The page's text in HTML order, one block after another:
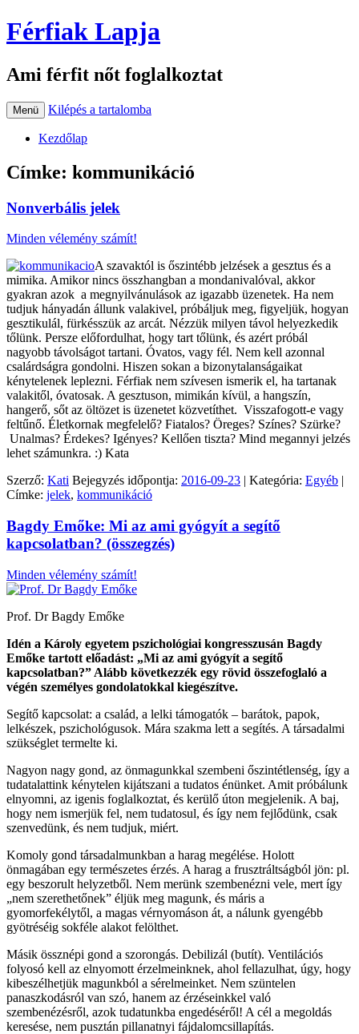
Férfiak Lapja
Ami férfit nőt foglalkoztat
Menü Kilépés a tartalomba
Kezdőlap
Címke: kommunikáció
Nonverbális jelek
Minden vélemény számít!
A szavaktól is őszintébb jelzések a gesztus és a
mimika. Amikor nincs összhangban a mondanivalóval, akkor
gyakran azok a megnyilvánulások az igazabb üzenetek. Ha nem
tudjuk hányadán állunk valakivel, próbáljuk meg, figyeljük, hogyan
gesztikulál, fürkésszük az arcát. Nézzük milyen távol helyezkedik
tőlünk. Persze előfordulhat, hogy tart tőlünk, és azért próbál
nagyobb távolságot tartani. Óvatos, vagy fél. Nem kell azonnal
csalárdságra gondolni. Hiszen sokan a bizonytalanságaikat
kénytelenek leplezni. Férfiak nem szívesen ismerik el, ha tartanak
valakitől, óvatosak. A gesztuson, mimikán kívül, a hangszín,
hangerő, sőt az öltözet is üzenetet közvetíthet. Visszafogott-e vagy
feltűnő. Életkornak megfelelő? Fiatalos? Öreges? Színes? Szürke?
Unalmas? Érdekes? Igényes? Kellően tiszta? Mind megannyi jelzés
lehet számunkra. :) Kata
Szerző: Kati Bejegyzés időpontja: 2016-09-23 | Kategória: Egyéb |
Címke: jelek, kommunikáció
Bagdy Emőke: Mi az ami gyógyít a segítő
kapcsolatban? (összegzés)
Minden vélemény számít!
Prof. Dr Bagdy Emőke
Idén a Károly egyetem pszichológiai kongresszusán Bagdy
Emőke tartott előadást: „Mi az ami gyógyít a segítő
kapcsolatban?” Alább következzék egy rövid összefoglaló a
végén személyes gondolatokkal kiegészítve.
Segítő kapcsolat: a család, a lelki támogatók – barátok, papok,
lelkészek, pszichológusok. Mára szakma lett a segítés. A társadalmi
szükséglet termelte ki.
Nagyon nagy gond, az önmagunkkal szembeni őszintétlenség, így a
tudatalattink kénytelen kijátszani a tudatos énünket. Amit próbálunk
elnyomni, az igenis foglalkoztat, és kerülő úton megjelenik. A baj,
hogy nem ismerjük fel, nem tudatosul, és így nem fejlődünk, csak
szenvedünk, és nem tudjuk, miért.
Komoly gond társadalmunkban a harag megélése. Holott
önmagában egy természetes érzés. A harag a frusztráltságból jön: pl.
egy beszorult helyzetből. Nem merünk szembenézni vele, mert így
„nem szerethetőnek” éljük meg magunk, és máris a
gyomorfekélytől, a magas vérnyomáson át, a nálunk gyengébb
gyötréséig sokféle alakot felölthet.
Másik össznépi gond a szorongás. Debilizál (butít). Ventilációs
folyosó kell az elnyomott érzelmeinknek, ahol fellazulhat, úgy, hogy
kibeszélhetjük magunkból a sérelmeinket. Nem szüntelen
panaszkodásról van szó, hanem az érzéseinkkel való
szembenézésről, azok tudatunkba engedéséről! A cél a megoldás
keresése, nem pusztán pillanatnyi fájdalomcsillapítás.